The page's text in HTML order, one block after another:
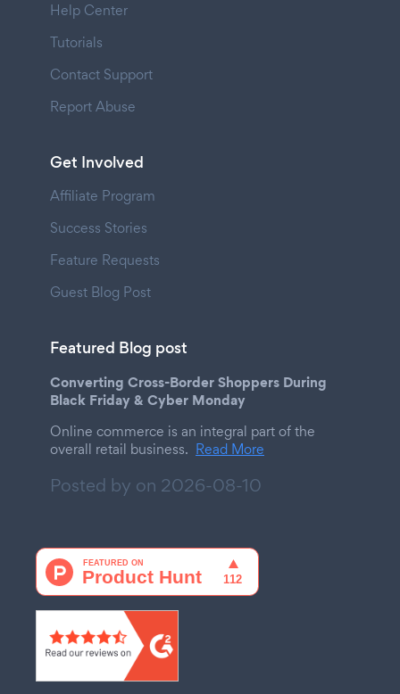
Help Center
Tutorials
Contact Support
Report Abuse
Get Involved
Affiliate Program
Success Stories
Feature Requests
Guest Blog Post
Featured Blog post
Converting Cross-Border Shoppers During
Black Friday & Cyber Monday
Online commerce is an integral part of the
overall retail business. Read More
Posted by on 2026-08-10